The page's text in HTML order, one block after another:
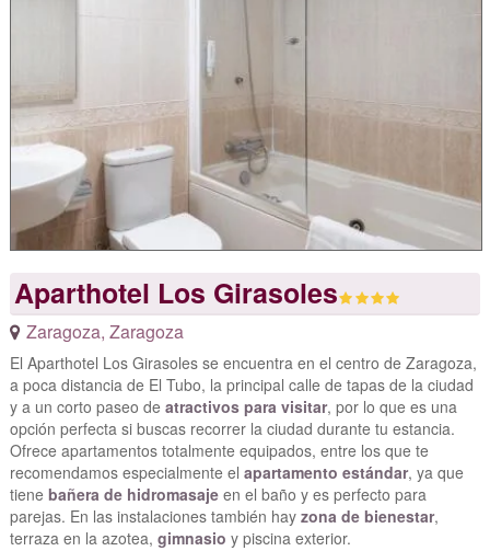
Aparthotel Los Girasoles
Zaragoza, Zaragoza
El Aparthotel Los Girasoles se encuentra en el centro de Zaragoza,
a poca distancia de El Tubo, la principal calle de tapas de la ciudad
y a un corto paseo de atractivos para visitar, por lo que es una
opción perfecta si buscas recorrer la ciudad durante tu estancia.
Ofrece apartamentos totalmente equipados, entre los que te
recomendamos especialmente el apartamento estándar, ya que
tiene bañera de hidromasajeen el baño y es perfecto para
parejas. En las instalaciones también hay zona de bienestar,
terraza en la azotea, gimnasio y piscina exterior.